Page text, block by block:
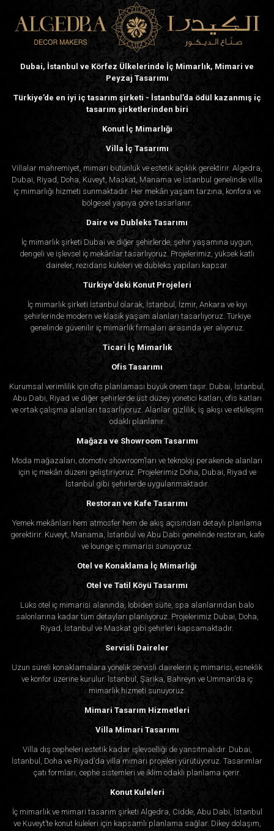
keşfetmek için şimdi bizimle iletişime geçin.
Sıradan olanla yetinmeyin; Algedra ile sıra dışı olanı
seçin. Sarayınız daha fazlasını hakediyor!
Sarayınızın Dış Görünümü için Neden Algedra'yı
Seçmelisiniz?
1. Güvenebileceğiniz Uzmanlık
Uzman ekibimiz saray dış tasarımında zengin bir
deneyime sahiptir. Sarayların dış cephelerini
tasarlamanın getirdiği karmaşık ayrıntıları ve
benzersiz zorlukları anlıyoruz. İçiniz rahat olsun,
sarayınız yetenekli ellerde.
2. Çeşitli Tasarım Stilleri
Sarayınızın kişiliğine en uygun olanı seçmenize
olanak tanıyan geniş bir tasarım stili yelpazesi
sunuyoruz. Çağdaşdan klasiğe, İslamiden karma
tarzlara kadar vizyonunuzu hayata geçirecek
yaratıcılığa ve uzmanlığa sahibiz.
3. Kapsamlı Hizmetler
Dış tasarımda durmuyoruz. Bütünsel yaklaşımımız,
sarayınızın her yönünün uyumlu ve lüks olmasını
sağlayan iç tasarım ve peyzaj planlamasını içerir.
4. Mükemmel Kalite
Algedra olarak beklentilerinizi aşan sonuçlar
sunmaya kararlıyız.
5. Ücretsiz Danışmanlık
Ekibimizle ücretsiz danışmanlık randevusu alarak
sarayınızın dönüşümüne bugün başlayın. Saray dış
tasarım hayallerinizi gerçeğe dönüştürmek için
fikirlerinizi dinlemek ve uzman rehberliği sağlamak
6. İstanbul'un Lider Tasarım Firması
İstanbul'da üst düzey tasarım hizmetleri
arayanların ilk tercihi. Yenilik ve mükemmellik
7. Kişiselleştirilmiş Dokunuş
nedenle vizyonunuzu anlamaya ve tasarımlarımızı
Dubai, İstanbul ve Körfez Ülkelerinde İç Mimarlık, Mimari ve
Peyzaj Tasarımı
Türkiye’de en iyi iç tasarım şirketi - İstanbul’da ödül kazanmış iç
tasarım şirketlerinden biri
Konut İç Mimarlığı
Villa İç Tasarımı
Villalar mahremiyet, mimari bütünlük ve estetik açıklık gerektirir. Algedra,
Dubai, Riyad, Doha, Kuveyt, Maskat, Manama ve İstanbul genelinde villa
iç mimarlığı hizmeti sunmaktadır. Her mekân yaşam tarzına, konfora ve
bölgesel yapıya göre tasarlanır.
Daire ve Dubleks Tasarımı
İç mimarlık şirketi Dubai ve diğer şehirlerde, şehir yaşamına uygun,
dengeli ve işlevsel iç mekânlar tasarlıyoruz. Projelerimiz, yüksek katlı
daireler, rezidans kuleleri ve dubleks yapıları kapsar.
Türkiye'deki Konut Projeleri
İç mimarlık şirketi İstanbul olarak, İstanbul, İzmir, Ankara ve kıyı
şehirlerinde modern ve klasik yaşam alanları tasarlıyoruz. Türkiye
genelinde güvenilir iç mimarlık firmaları arasında yer alıyoruz.
Ticari İç Mimarlık
Ofis Tasarımı
Kurumsal verimlilik için ofis planlaması büyük önem taşır. Dubai, İstanbul,
Abu Dabi, Riyad ve diğer şehirlerde üst düzey yönetici katları, ofis katları
ve ortak çalışma alanları tasarlıyoruz. Alanlar gizlilik, iş akışı ve etkileşim
odaklı planlanır.
Mağaza ve Showroom Tasarımı
Moda mağazaları, otomotiv showroom’ları ve teknoloji perakende alanları
için iç mekân düzeni geliştiriyoruz. Projelerimiz Doha, Dubai, Riyad ve
İstanbul gibi şehirlerde uygulanmaktadır.
Restoran ve Kafe Tasarımı
Yemek mekânları hem atmosfer hem de akış açısından detaylı planlama
gerektirir. Kuveyt, Manama, İstanbul ve Abu Dabi genelinde restoran, kafe
ve lounge iç mimarisi sunuyoruz.
Otel ve Konaklama İç Mimarlığı
Otel ve Tatil Köyü Tasarımı
Lüks otel iç mimarisi alanında, lobiden süite, spa alanlarından balo
salonlarına kadar tüm detayları planlıyoruz. Projelerimiz Dubai, Doha,
Riyad, İstanbul ve Maskat gibi şehirleri kapsamaktadır.
Servisli Daireler
Uzun süreli konaklamalara yönelik servisli dairelerin iç mimarisi, esneklik
ve konfor üzerine kurulur. İstanbul, Şarika, Bahreyn ve Umman’da iç
mimarlık hizmeti sunuyoruz.
Mimari Tasarım Hizmetleri
Villa Mimari Tasarımı
Villa dış cepheleri estetik kadar işlevselliği de yansıtmalıdır. Dubai,
İstanbul, Doha ve Riyad’da villa mimari projeleri yürütüyoruz. Tasarımlar
çatı formları, cephe sistemleri ve iklim odaklı planlama içerir.
Konut Kuleleri
İç mimarlık ve mimari tasarım şirketi Algedra, Cidde, Abu Dabi, İstanbul
ve Kuveyt’te konut kuleleri için kapsamlı planlama sağlar. Dikey dolaşım,